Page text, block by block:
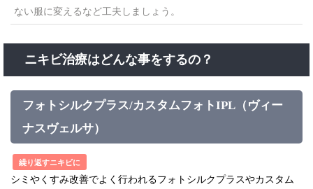
ない服に変えるなど工夫しましょう。
ニキビ治療はどんな事をするの？
フォトシルクプラス/カスタムフォトIPL（ヴィー
ナスヴェルサ）
繰り返すニキビに
シミやくすみ改善でよく行われるフォトシルクプラスやカスタム